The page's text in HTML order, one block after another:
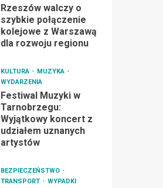
Rzeszów walczy o
szybkie połączenie
kolejowe z Warszawą
dla rozwoju regionu
KULTURA
MUZYKA
WYDARZENIA
Festiwal Muzyki w
Tarnobrzegu:
Wyjątkowy koncert z
udziałem uznanych
artystów
BEZPIECZEŃSTWO
TRANSPORT
WYPADKI